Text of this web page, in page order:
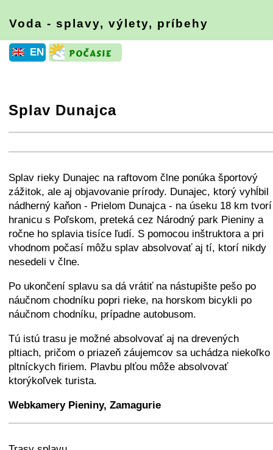
Voda - splavy, výlety, príbehy
EN
Splav Dunajca
+ −
⛶
+
− ⛶
Splav rieky Dunajec na raftovom člne ponúka športový
zážitok, ale aj objavovanie prírody. Dunajec, ktorý vyhĺbil
nádherný kaňon - Prielom Dunajca - na úseku 18 km tvorí
hranicu s Poľskom, preteká cez Národný park Pieniny a
ročne ho splavia tisíce ľudí. S pomocou inštruktora a pri
vhodnom počasí môžu splav absolvovať aj tí, ktorí nikdy
nesedeli v člne.
Po ukončení splavu sa dá vrátiť na nástupište pešo po
náučnom chodníku popri rieke, na horskom bicykli po
náučnom chodníku, prípadne autobusom.
Tú istú trasu je možné absolvovať aj na drevených
pltiach, pričom o priazeň záujemcov sa uchádza niekoľko
pltníckych firiem. Plavbu plťou môže absolvovať
ktorýkoľvek turista.
Webkamery Pieniny, Zamagurie
+ −